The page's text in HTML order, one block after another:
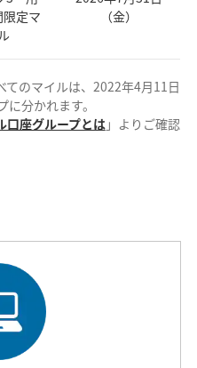
定マ
（金）
てのマイルは、2022年4月11日
に分かれます。
口座グループとは」よりご確認